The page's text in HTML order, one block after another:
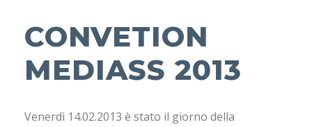
CONVETION
MEDIASS 2013
Venerdì 14.02.2013 è stato il giorno della